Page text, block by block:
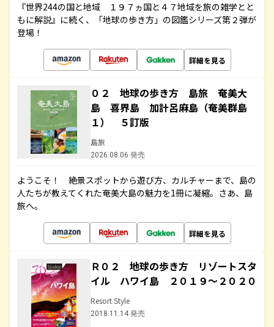
『世界244の国と地域 １９７ヵ国と４７地域を旅の雑学とと
もに解説』に続く、「地球の歩き方」の図鑑シリーズ第２弾が
登場！
詳細を見る
０２ 地球の歩き方 島旅 奄美大
島 喜界島 加計呂麻島（奄美群島
１） ５訂版
島旅
2026.08.06 発売
ようこそ！ 絶景スポットから遊び方、カルチャーまで、島の
人たちが教えてくれた奄美大島の魅力を1冊に凝縮。さあ、島
旅へ。
詳細を見る
Ｒ０２ 地球の歩き方 リゾートスタ
イル ハワイ島 ２０１９～２０２０
Resort Style
2018.11.14 発売